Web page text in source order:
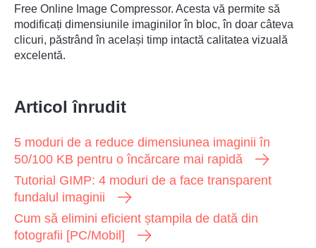
Free Online Image Compressor. Acesta vă permite să
modificați dimensiunile imaginilor în bloc, în doar câteva
clicuri, păstrând în același timp intactă calitatea vizuală
excelentă.
Articol înrudit
5 moduri de a reduce dimensiunea imaginii în
50/100 KB pentru o încărcare mai rapidă
Tutorial GIMP: 4 moduri de a face transparent
fundalul imaginii
Cum să elimini eficient ștampila de dată din
fotografii [PC/Mobil]